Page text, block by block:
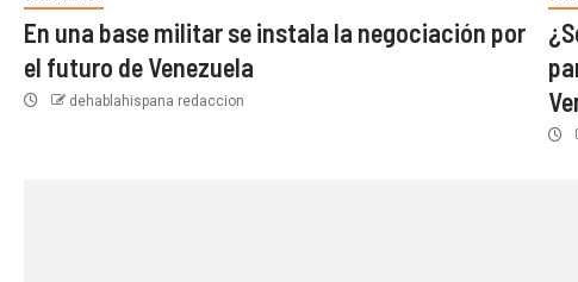
En una base militar se instala la negociación por
el futuro de Venezuela
dehablahispana redaccion